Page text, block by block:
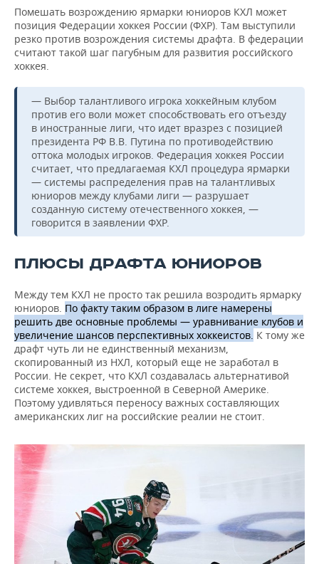
Помешать возрождению ярмарки юниоров КХЛ может
позиция Федерации хоккея России (ФХР). Там выступили
резко против возрождения системы драфта. В федерации
считают такой шаг пагубным для развития российского
хоккея.
— Выбор талантливого игрока хоккейным клубом
против его воли может способствовать его отъезду
в иностранные лиги, что идет вразрез с позицией
президента РФ В.В. Путина по противодействию
оттока молодых игроков. Федерация хоккея России
считает, что предлагаемая КХЛ процедура ярмарки
— системы распределения прав на талантливых
юниоров между клубами лиги — разрушает
созданную систему отечественного хоккея, —
говорится в заявлении ФХР.
ПЛЮСЫ ДРАФТА ЮНИОРОВ
Между тем КХЛ не просто так решила возродить ярмарку
юниоров. По факту таким образом в лиге намерены
решить две основные проблемы — уравнивание клубов и
увеличение шансов перспективных хоккеистов. К тому же
драфт чуть ли не единственный механизм,
скопированный из НХЛ, который еще не заработал в
России. Не секрет, что КХЛ создавалась альтернативой
системе хоккея, выстроенной в Северной Америке.
Поэтому удивляться переносу важных составляющих
американских лиг на российские реалии не стоит.